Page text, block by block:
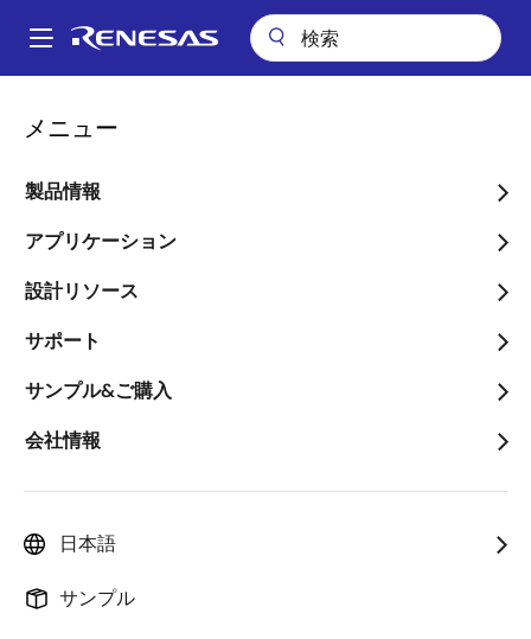
ン
Main
メニュー
製品情報
アプリケーション
設計リソース
サポート
サンプル&ご購入
会社情報
日本語
サンプル
パ
ン
く
ず
Name used to describe Renesas
A
Package code maintained as part of